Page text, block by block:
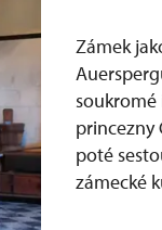
Zámek
princezny
poté
zámecké